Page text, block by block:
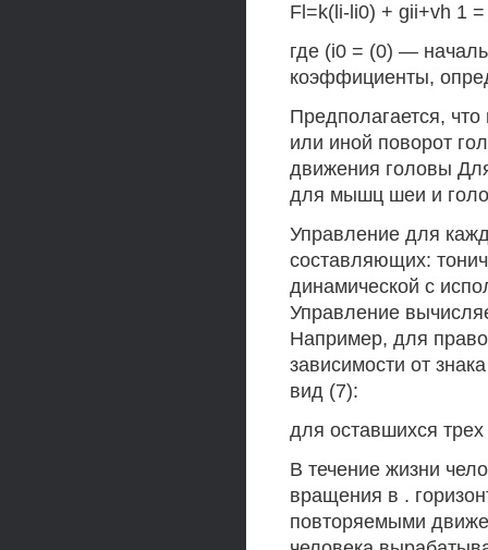
Fl=k(li-li0) + gii+vh 1
где (i0 = (0) —
коэффициенты,
Предполагается, что
или иной поворот
движения головы
для мышц шеи и
Управление для
составляющих:
динамической с
Управление
Например, для
зависимости от
вид (7):
для оставшихся
В течение жизни
вращения в .
повторяемыми